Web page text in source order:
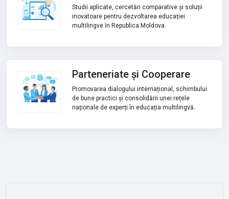
Studii aplicate, cercetări comparative și soluții
inovatoare pentru dezvoltarea educației
multilingve în Republica Moldova.
Parteneriate și Cooperare
Promovarea dialogului internațional, schimbului
de bune practici și consolidării unei rețele
naționale de experți în educația multilingvă.